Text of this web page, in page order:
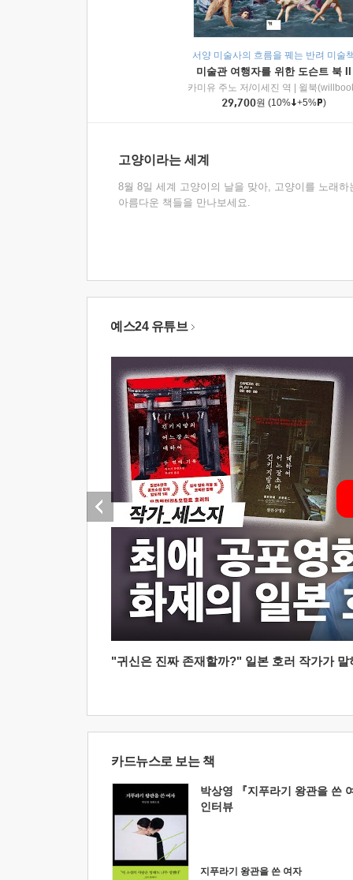
서양 미술사의 흐름을 꿰는 반려 미술
미술관 여행자를 위한 도슨트 북 II
카미유 주노 저/이세진 역
윌북
29,700원 (10% +5% )
고양이라는 세계
8월 8일 세계 고양이의 날을 맞아, 고양이를 노래하
아름다운 책들을 만나보세요.
예스24 유튜브
"귀신은 진짜 존재할까?" 일본 호러 작가가
카드뉴스로 보는 책
박상영 『지푸라기 왕관을 쓴
인터뷰
지푸라기 왕관을 쓴 여자